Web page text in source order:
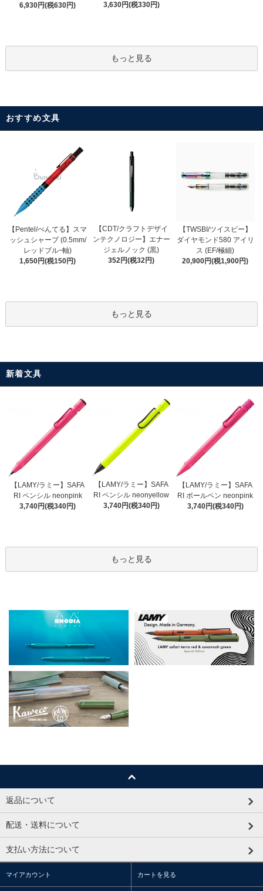
6,930円(税630円)
3,630円(税330円)
もっと見る
おすすめ文具
【Pentel/ぺんてる】スマ
ッシュシャープ (0.5mm/
レッドブルｰ軸)
1,650円(税150円)
【CDT/クラフトデザイ
ンテクノロジー】エナー
ジェルノック (黒)
352円(税32円)
【TWSBI/ツイスビー】
ダイヤモンド580 アイリ
ス (EF/極細)
20,900円(税1,900円)
もっと見る
新着文具
【LAMY/ラミー】SAFA
RI ペンシル neonpink
3,740円(税340円)
【LAMY/ラミー】SAFA
RI ペンシル neonyellow
3,740円(税340円)
【LAMY/ラミー】SAFA
RI ボールペン neonpink
3,740円(税340円)
もっと見る
返品について
配送・送料について
支払い方法について
マイアカウント カートを見る